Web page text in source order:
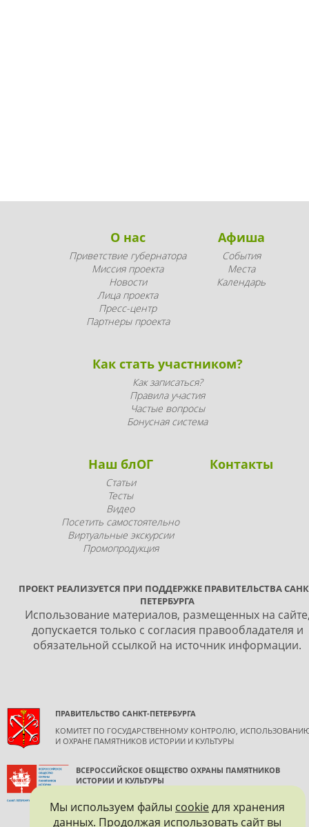
О нас
Приветствие губернатора
Миссия проекта
Новости
Лица проекта
Пресс-центр
Партнеры проекта
Афиша
События
Места
Календарь
Как стать участником?
Как записаться?
Правила участия
Частые вопросы
Бонусная система
Наш блОГ
Статьи
Тесты
Видео
Посетить самостоятельно
Виртуальные экскурсии
Промопродукция
Контакты
ПРОЕКТ РЕАЛИЗУЕТСЯ ПРИ ПОДДЕРЖКЕ ПРАВИТЕЛЬСТВА
ПЕТЕРБУРГА
Использование материалов, размещенных на
допускается только с согласия правообладателя и
обязательной ссылкой на источник информации.
ПРАВИТЕЛЬСТВО САНКТ-ПЕТЕРБУРГА
КОМИТЕТ ПО ГОСУДАРСТВЕННОМУ КОНТРОЛЮ,
И ОХРАНЕ ПАМЯТНИКОВ ИСТОРИИ И КУЛЬТУРЫ
ВСЕРОССИЙСКОЕ ОБЩЕСТВО ОХРАНЫ ПАМЯТНИКОВ
ИСТОРИИ И КУЛЬТУРЫ
Мы используем файлы cookieдля хранения
данных. Продолжая использовать сайт вы